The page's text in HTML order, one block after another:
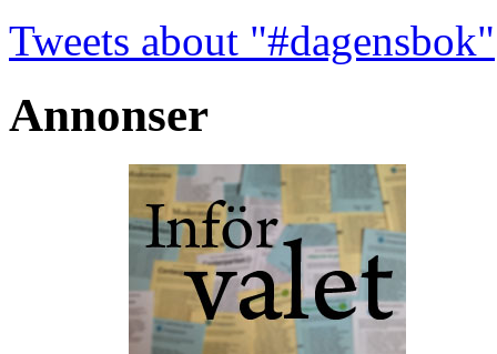
Tweets about "#dagensbok"
Annonser